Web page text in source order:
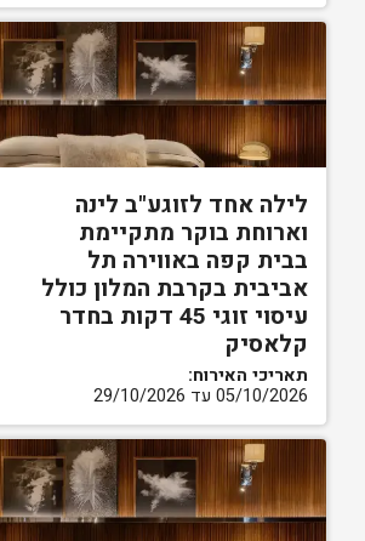
לילה אחד לזוגע"ב לינה
וארוחת בוקר מתקיימת
בבית קפה באווירה תל
אביבית בקרבת המלון כולל
עיסוי זוגי 45 דקות בחדר
קלאסיק
תאריכי האירוח:
05/10/2026 עד 29/10/2026